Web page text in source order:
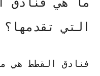
التي تقدمها؟
فنادق القطط هي